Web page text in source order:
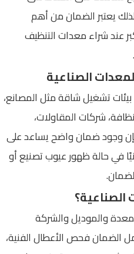
يعتبر الضمان من أهم
عند شراء معدات التنظيف
الصناعية
تشغيل شاقة مثل المصانع،
شركات المقاولات،
وجود ضمان واضح يساعد على
في حالة ظهور عيوب تصنيع أو
والموديل والشركة
فحص الأعطال الفنية،